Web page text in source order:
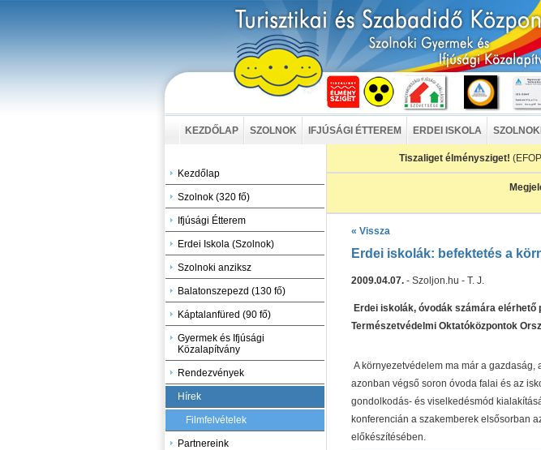
KEZDŐLAP SZOLNOK IFJÚSÁGI ÉTTEREM ERDEI ISKOLA
Kezdőlap
Szolnok (320 fő)
Ifjúsági Étterem
Erdei Iskola (Szolnok)
Szolnoki anziksz
Balatonszepezd (130 fő)
Káptalanfüred (90 fő)
Gyermek és Ifjúsági
Közalapítvány
Rendezvények
Hírek
Filmfelvételek
Partnereink
Tiszaliget élménysziget!
« Vissza
Erdei iskolák: befektetés a
2009.04.07. - Szoljon.hu - T. J.
Erdei iskolák, óvodák számára
Természetvédelmi Oktatóközpontok
A környezetvédelem ma már a
azonban végső soron óvoda falai és az
gondolkodás- és viselkedésmód
konferencián a szakemberek elsősorban
előkészítésében.